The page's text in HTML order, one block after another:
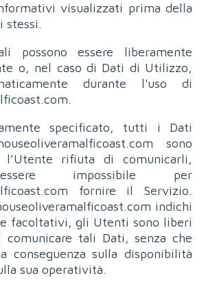
visualizzati prima della
stessi.
possono essere liberamente
o, nel caso di Dati di Utilizzo,
durante l'uso di
specificato, tutti i Dati
sono
l’Utente rifiuta di comunicarli,
impossibile per
fornire il Servizio.
indichi
facoltativi, gli Utenti sono liberi
comunicare tali Dati, senza che
conseguenza sulla disponibilità
sua operatività.